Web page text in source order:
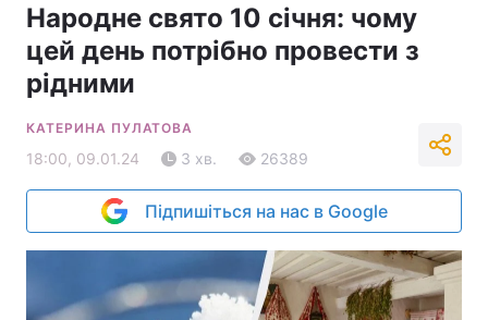
Народне свято 10 січня: чому
цей день потрібно провести з
рідними
КАТЕРИНА ПУЛАТОВА
18:00, 09.01.24 3 хв. 26389
Підпишіться на нас в Google